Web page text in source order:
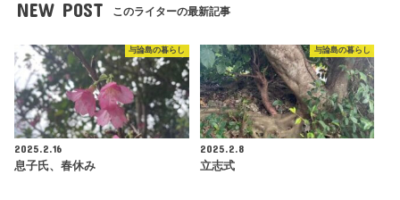
NEW POST このライターの最新記事
与論島の暮らし
2025.2.16
息子氏、春休み
与論島の暮らし
2025.2.8
立志式